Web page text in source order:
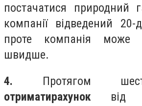
постачатися природний
компанії відведений 20-
проте компанія може
швидше.
4. Протягом
отриматирахунок від